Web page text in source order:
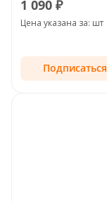
1 090 ₽
Цена указана за: шт
Подписаться